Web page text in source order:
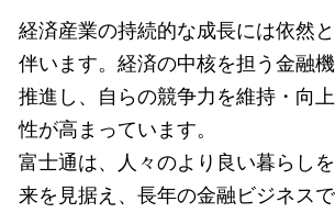
経済産業の持続的な成長には依然
伴います。経済の中核を担う金融
推進し、自らの競争力を維持・向
性が高まっています。
富士通は、人々のより良い暮らし
来を見据え、長年の金融ビジネス